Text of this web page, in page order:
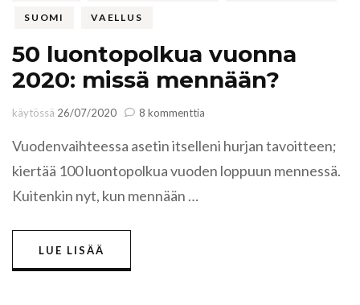
SUOMI VAELLUS
50 luontopolkua vuonna
2020: missä mennään?
käytössä 26/07/2020 8 kommenttia
luontopolkua
2020:
Vuodenvaihteessa asetin itselleni hurjan tavoitteen;
kiertää 100 luontopolkua vuoden loppuun mennessä.
Kuitenkin nyt, kun mennään …
LUE LISÄÄ